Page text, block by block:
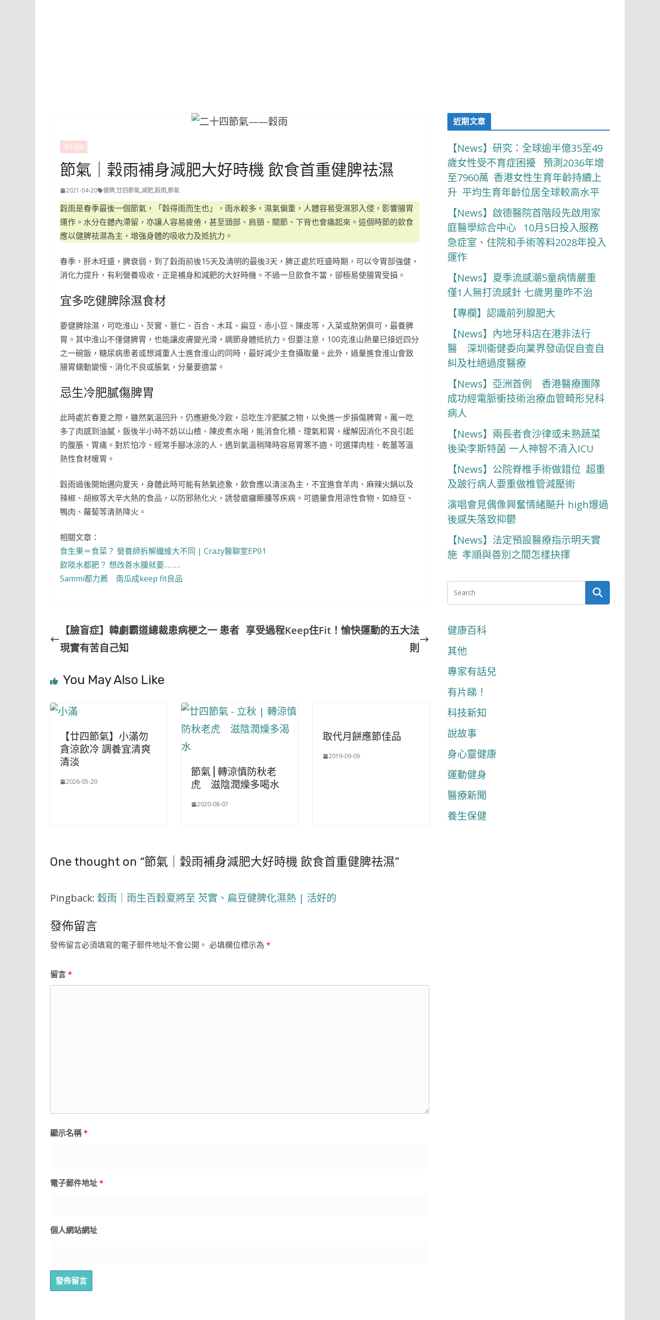
養生保健
節氣｜穀雨補身減肥大好時機 飲食首重健脾祛濕
2021-04-20 健脾,廿四節氣,減肥,穀雨,節氣
穀雨是春季最後一個節氣，「穀得雨而生也」，雨水較多，濕氣偏重，人體容易受濕邪入侵，影響腸胃
運作。水分在體內滯留，亦讓人容易疲倦，甚至頭部、肩頸、關節、下背也會痛起來。這個時節的飲食
應以健脾祛濕為主，增強身體的吸收力及抵抗力。
春季，肝木旺盛，脾衰弱，到了穀雨前後15天及清明的最後3天，脾正處於旺盛時期，可以令胃部強健，
消化力提升，有利營養吸收，正是補身和減肥的大好時機。不過一旦飲食不當，卻極易使腸胃受損。
宜多吃健脾除濕食材
要健脾除濕，可吃淮山、芡實、薏仁、百合、木耳、扁豆、赤小豆、陳皮等，入菜或熬粥俱可，最養脾
胃。其中淮山不僅健脾胃，也能讓皮膚變光滑，調節身體抵抗力。但要注意，100克淮山熱量已接近四分
之一碗飯，糖尿病患者或想減重人士進食淮山的同時，最好減少主食攝取量。此外，過量進食淮山會致
腸胃蠕動變慢、消化不良或脹氣，分量要適當。
忌生冷肥膩傷脾胃
此時處於春夏之際，雖然氣溫回升，仍應避免冷飲，忌吃生冷肥膩之物，以免進一步損傷脾胃。萬一吃
多了肉感到油膩，飯後半小時不妨以山楂、陳皮煮水喝，能消食化積、理氣和胃，緩解因消化不良引起
的腹脹、胃痛。對於怕冷、經常手腳冰涼的人，遇到氣溫稍降時容易胃寒不適，可選擇肉桂、乾薑等溫
熱性食材暖胃。
穀雨過後開始邁向夏天，身體此時可能有熱氣迹象，飲食應以清淡為主，不宜進食羊肉、麻辣火鍋以及
辣椒、胡椒等大辛大熱的食品，以防邪熱化火，誘發瘡癰癤腫等疾病。可適量食用涼性食物，如綠豆、
鴨肉、蘿蔔等清熱降火。
相關文章：
食生果＝食菜？ 營養師拆解纖維大不同 | Crazy醫聊室EP01
飲啖水都肥？ 想改善水腫就要………
Sammi都力薦 南瓜成keep fit良品
【臉盲症】韓劇霸道總裁患病梗之一 患者
現實有苦自己知
享受過程Keep住Fit！愉快運動的五大法
則
You May Also Like
【廿四節氣】小滿勿
貪涼飲冷 調養宜清爽
清淡
2026-05-20
節氣 | 轉涼慎防秋老
虎 滋陰潤燥多喝水
2020-08-07
取代月餅應節佳品
2019-09-09
One thought on “節氣｜穀雨補身減肥大好時機 飲食首重健脾祛濕”
Pingback: 穀雨｜雨生百穀夏將至 芡實、扁豆健脾化濕熱 | 活好的
發佈留言
發佈留言必須填寫的電子郵件地址不會公開。 必填欄位標示為 *
留言*
顯示名稱*
電子郵件地址*
個人網站網址
近期文章
【News】研究：全球逾半億35至49
歲女性受不育症困擾 預測2036年增
至7960萬 香港女性生育年齡持續上
升 平均生育年齡位居全球較高水平
【News】啟德醫院首階段先啟用家
庭醫學綜合中心 10月5日投入服務
急症室、住院和手術等料2028年投入
運作
【News】夏季流感潮5童病情嚴重
僅1人無打流感針 七歲男童昨不治
【專欄】認識前列腺肥大
【News】內地牙科店在港非法行
醫 深圳衞健委向業界發函促自查自
糾及杜絕過度醫療
【News】亞洲首例 香港醫療團隊
成功經電脈衝技術治療血管畸形兒科
病人
【News】兩長者食沙律或未熟蔬菜
後染李斯特菌 一人神智不清入ICU
【News】公院脊椎手術做錯位 超重
及跛行病人要重做椎管減壓術
演唱會見偶像興奮情緒飇升 high爆過
後感失落致抑鬱
【News】法定預設醫療指示明天實
施 孝順與善別之間怎樣抉擇
健康百科
其他
專家有話兒
有片睇！
科技新知
說故事
身心靈健康
運動健身
醫療新聞
養生保健